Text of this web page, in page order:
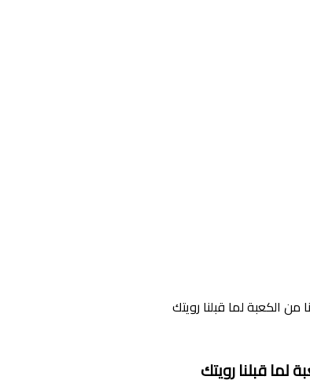
الكعبة لما قبلنا رويتك
قبلنا رويتك